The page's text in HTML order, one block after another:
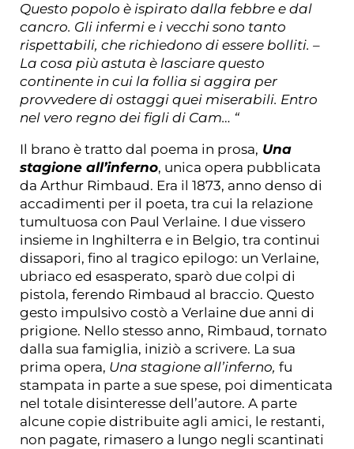
Questo popolo è ispirato dalla febbre e dal
cancro. Gli infermi e i vecchi sono tanto
rispettabili, che richiedono di essere bolliti. –
La cosa più astuta è lasciare questo
continente in cui la follia si aggira per
provvedere di ostaggi quei miserabili. Entro
nel vero regno dei figli di Cam… “
Il brano è tratto dal poema in prosa, Una
stagione all’inferno, unica opera pubblicata
da Arthur Rimbaud. Era il 1873, anno denso di
accadimenti per il poeta, tra cui la relazione
tumultuosa con Paul Verlaine. I due vissero
insieme in Inghilterra e in Belgio, tra continui
dissapori, fino al tragico epilogo: un Verlaine,
ubriaco ed esasperato, sparò due colpi di
pistola, ferendo Rimbaud al braccio. Questo
gesto impulsivo costò a Verlaine due anni di
prigione. Nello stesso anno, Rimbaud, tornato
dalla sua famiglia, iniziò a scrivere. La sua
prima opera, Una stagione all’inferno, fu
stampata in parte a sue spese, poi dimenticata
nel totale disinteresse dell’autore. A parte
alcune copie distribuite agli amici, le restanti,
non pagate, rimasero a lungo negli scantinati